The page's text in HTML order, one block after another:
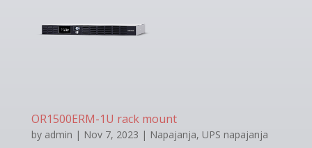
OR1500ERM-1U rack mount
by admin | Nov 7, 2023 | Napajanja, UPS napajanja